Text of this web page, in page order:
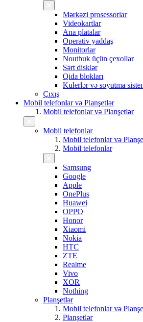
Mərkəzi prosessorlar
Videokartlar
Ana platalar
Operativ yaddaş
Monitorlar
Noutbuk üçün çexollar
Sərt disklər
Qida blokları
Kulerlər və soyutma
Çıxış
Mobil telefonlar və Planşetlər
Mobil telefonlar və Planşetlər
Mobil telefonlar
Mobil telefonlar və
Mobil telefonlar
Samsung
Google
Apple
OnePlus
Huawei
OPPO
Honor
Xiaomi
Nokia
HTC
ZTE
Realme
Vivo
XOR
Nothing
Planşetlər
Mobil telefonlar və
Planşetlər